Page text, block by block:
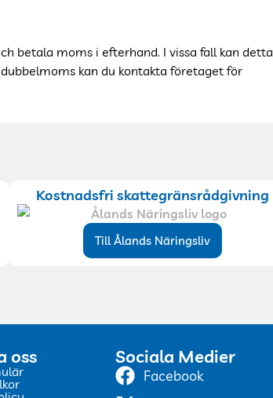
betala moms i efterhand. I vissa fall kan detta
kan du kontakta företaget för
Kostnadsfri skattegränsrådgivning
Till Ålands Näringsliv
oss Sociala Medier
Facebook